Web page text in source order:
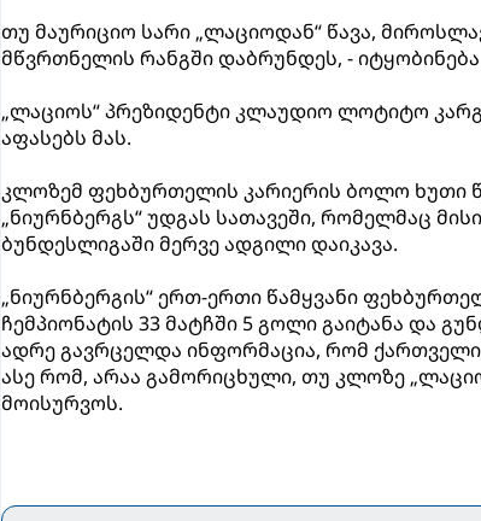
თუ მაურიციო სარი „ლაციოდან“ წავა,
მწვრთნელის რანგში დაბრუნდეს, -
„ლაციოს“ პრეზიდენტი კლაუდიო ლოტიტო
აფასებს მას.
კლოზემ ფეხბურთელის კარიერის ბოლო ხუთი
„ნიურნბერგს“ უდგას სათავეში, რომელმაც
ბუნდესლიგაში მერვე ადგილი დაიკავა.
„ნიურნბერგის“ ერთ-ერთი წამყვანი
ჩემპიონატის 33 მატჩში 5 გოლი გაიტანა და
ადრე გავრცელდა ინფორმაცია, რომ ქართველი
ასე რომ, არაა გამორიცხული, თუ კლოზე
მოისურვოს.